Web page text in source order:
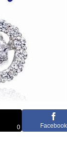
0 Facebook